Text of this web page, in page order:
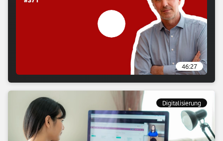
Verlasse Vodafone Webseite: Zum
46:27
Digitalisierung